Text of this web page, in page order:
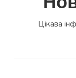
Цікава